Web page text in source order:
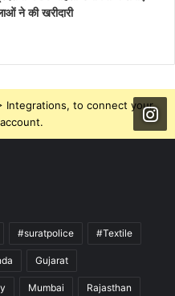
ने की खरीदारी
Integrations, to connect your
#suratpolice #Textile
Gujarat
Mumbai Rajasthan